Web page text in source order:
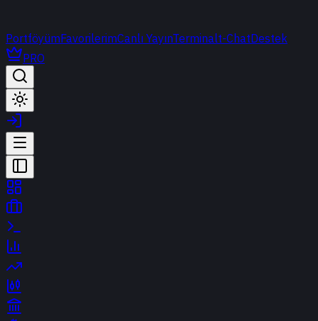
PortföyümFavorilerimCanlı YayınTerminalt-ChatDestek
PRO